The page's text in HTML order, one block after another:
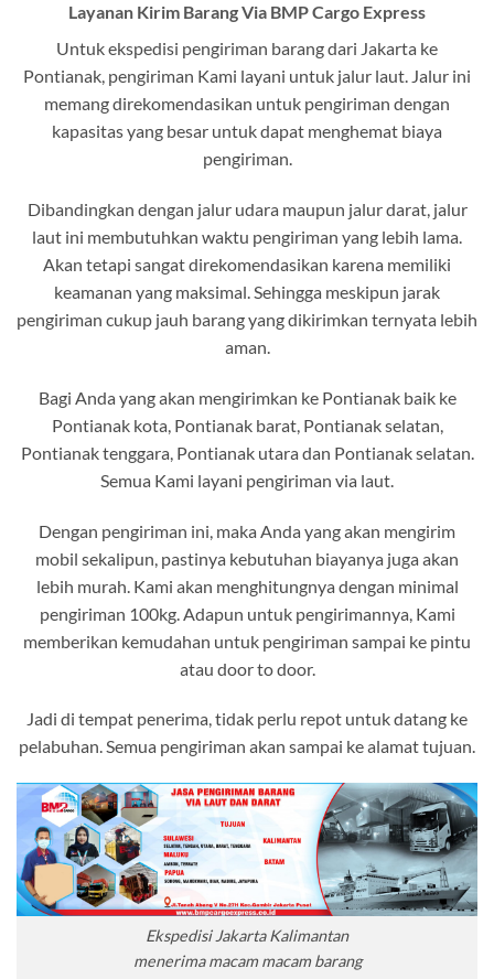
Layanan Kirim Barang Via BMP Cargo Express
Untuk ekspedisi pengiriman barang dari Jakarta ke
Pontianak, pengiriman Kami layani untuk jalur laut. Jalur ini
memang direkomendasikan untuk pengiriman dengan
kapasitas yang besar untuk dapat menghemat biaya
pengiriman.
Dibandingkan dengan jalur udara maupun jalur darat, jalur
laut ini membutuhkan waktu pengiriman yang lebih lama.
Akan tetapi sangat direkomendasikan karena memiliki
keamanan yang maksimal. Sehingga meskipun jarak
pengiriman cukup jauh barang yang dikirimkan ternyata lebih
aman.
Bagi Anda yang akan mengirimkan ke Pontianak baik ke
Pontianak kota, Pontianak barat, Pontianak selatan,
Pontianak tenggara, Pontianak utara dan Pontianak selatan.
Semua Kami layani pengiriman via laut.
Dengan pengiriman ini, maka Anda yang akan mengirim
mobil sekalipun, pastinya kebutuhan biayanya juga akan
lebih murah. Kami akan menghitungnya dengan minimal
pengiriman 100kg. Adapun untuk pengirimannya, Kami
memberikan kemudahan untuk pengiriman sampai ke pintu
atau door to door.
Jadi di tempat penerima, tidak perlu repot untuk datang ke
pelabuhan. Semua pengiriman akan sampai ke alamat tujuan.
Ekspedisi Jakarta Kalimantan
menerima macam macam barang